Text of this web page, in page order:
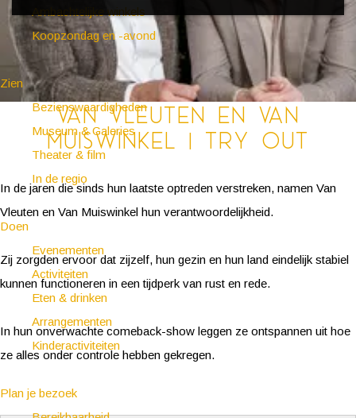
Ambachtelijke winkels
Koopzondag en -avond
Zien
Bezienswaardigheden
Museum & Galeries
Theater & film
In de regio
Doen
Evenementen
Activiteiten
Eten & drinken
Arrangementen
Kinderactiviteiten
Plan je bezoek
Van Vleuten en Van
Muiswinkel | Try Out
In de jaren die sinds hun laatste optreden verstreken, namen Van
Vleuten en Van Muiswinkel hun verantwoordelijkheid.
Zij zorgden ervoor dat zijzelf, hun gezin en hun land eindelijk stabiel
kunnen functioneren in een tijdperk van rust en rede.
In hun onverwachte comeback-show leggen ze ontspannen uit hoe
ze alles onder controle hebben gekregen.